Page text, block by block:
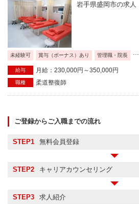
岩手県盛岡市の求人
未経験可 賞与（ボーナス）あり 管理職・院長 ...
給与 月給：230,000円～350,000円
職種 柔道整復師
ご登録からご入職までの流れ
STEP1 無料会員登録
STEP2 キャリアカウンセリング
STEP3 求人紹介